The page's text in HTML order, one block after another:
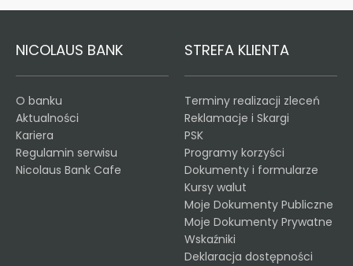
NICOLAUS BANK
O banku
Aktualności
Kariera
Regulamin serwisu
Nicolaus Bank Cafe
STREFA KLIENTA
Terminy realizacji zleceń
Reklamacje i Skargi
PSK
Programy korzyści
Dokumenty i formularze
Kursy walut
Moje Dokumenty Publiczne
Moje Dokumenty Prywatne
Wskaźniki
Deklaracja dostępności